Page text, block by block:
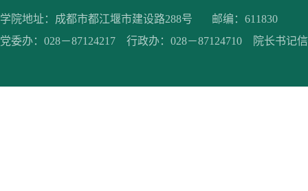
学院地址：成都市都江堰市建设路288号 邮编：611830
党委办：028－87124217 行政办：028－87124710 院长书记信